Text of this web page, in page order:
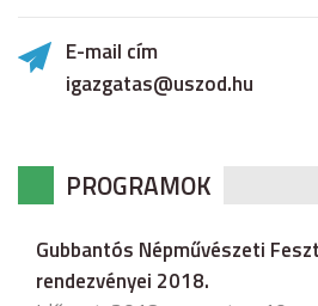
E-mail cím
igazgatas@uszod.hu
PROGRAMOK
Gubbantós Népművészeti
rendezvényei 2018.